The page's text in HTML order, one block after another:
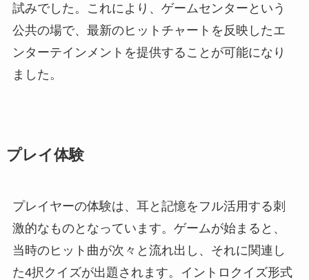
試みでした。これにより、ゲームセンターという
公共の場で、最新のヒットチャートを反映したエ
ンターテインメントを提供することが可能になり
ました。
プレイ体験
プレイヤーの体験は、耳と記憶をフル活用する刺
激的なものとなっています。ゲームが始まると、
当時のヒット曲が次々と流れ出し、それに関連し
た4択クイズが出題されます。イントロクイズ形式